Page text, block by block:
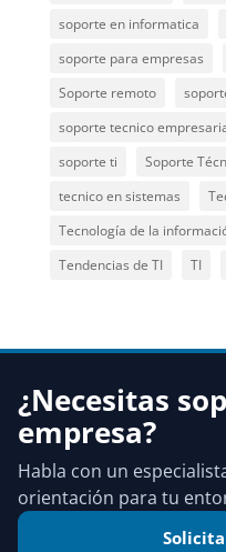
soporte en informatica
soporte para empresas
Soporte remoto
soporte tecnico
soporte ti
Soporte
tecnico en sistemas
Tecnología de la
Tendencias de TI
TI
¿Necesitas
empresa?
Habla con un
orientación para tu